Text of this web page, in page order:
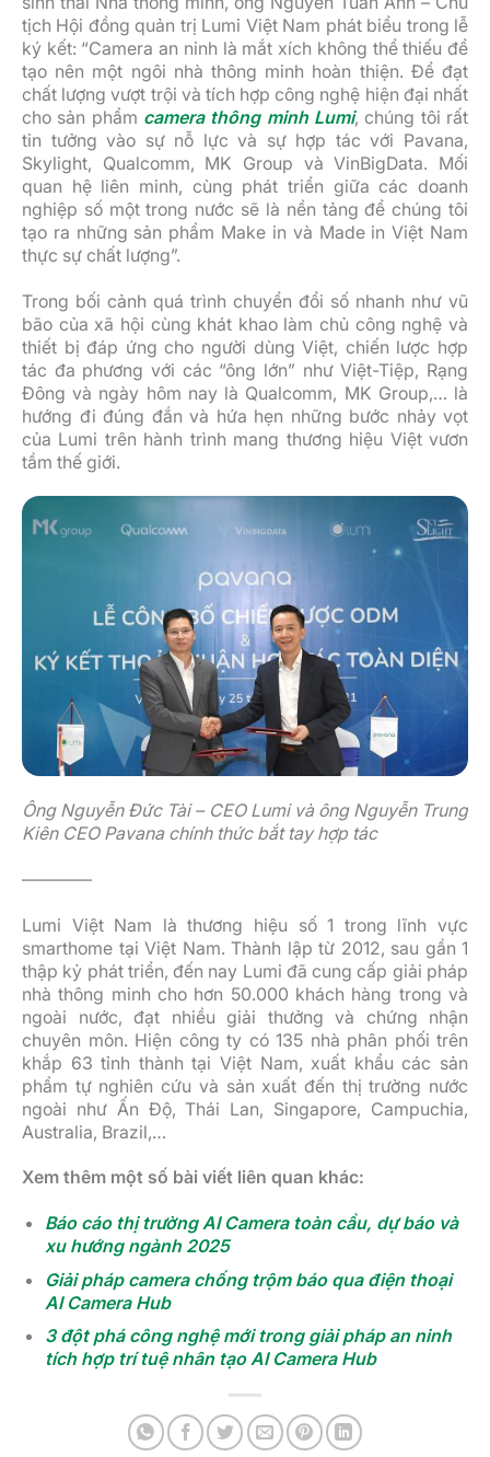
tịch Hội đồng quản trị Lumi Việt Nam phát biểu trong lễ
ký kết: “Camera an ninh là mắt xích không thể thiếu để
tạo nên một ngôi nhà thông minh hoàn thiện. Để đạt
chất lượng vượt trội và tích hợp công nghệ hiện đại nhất
cho sản phẩm camera thông minh Lumi, chúng tôi rất
tin tưởng vào sự nỗ lực và sự hợp tác với Pavana,
Skylight, Qualcomm, MK Group và VinBigData. Mối
quan hệ liên minh, cùng phát triển giữa các doanh
nghiệp số một trong nước sẽ là nền tảng để chúng tôi
tạo ra những sản phẩm Make in và Made in Việt Nam
thực sự chất lượng”.
Trong bối cảnh quá trình chuyển đổi số nhanh như vũ
bão của xã hội cùng khát khao làm chủ công nghệ và
thiết bị đáp ứng cho người dùng Việt, chiến lược hợp
tác đa phương với các “ông lớn” như Việt-Tiệp, Rạng
Đông và ngày hôm nay là Qualcomm, MK Group,… là
hướng đi đúng đắn và hứa hẹn những bước nhảy vọt
của Lumi trên hành trình mang thương hiệu Việt vươn
tầm thế giới.
Ông Nguyễn Đức Tài – CEO Lumi và ông Nguyễn Trung
Kiên CEO Pavana chính thức bắt tay hợp tác
————
Lumi Việt Nam là thương hiệu số 1 trong lĩnh vực
smarthome tại Việt Nam. Thành lập từ 2012, sau gần 1
thập kỷ phát triển, đến nay Lumi đã cung cấp giải pháp
nhà thông minh cho hơn 50.000 khách hàng trong và
ngoài nước, đạt nhiều giải thưởng và chứng nhận
chuyên môn. Hiện công ty có 135 nhà phân phối trên
khắp 63 tỉnh thành tại Việt Nam, xuất khẩu các sản
phẩm tự nghiên cứu và sản xuất đến thị trường nước
ngoài như Ấn Độ, Thái Lan, Singapore, Campuchia,
Australia, Brazil,…
Xem thêm một số bài viết liên quan khác:
Báo cáo thị trường AI Camera toàn cầu, dự báo và
xu hướng ngành 2025
Giải pháp camera chống trộm báo qua điện thoại
AI Camera Hub
3 đột phá công nghệ mới trong giải pháp an ninh
tích hợp trí tuệ nhân tạo AI Camera Hub